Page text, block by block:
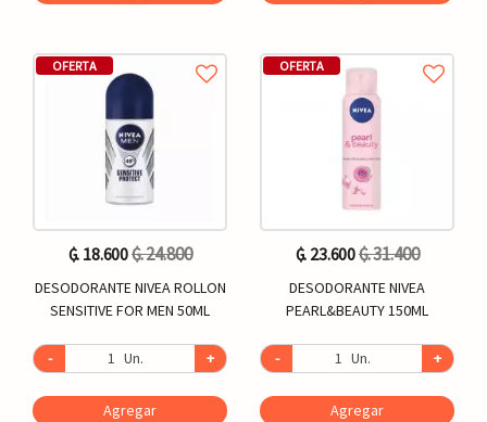
OFERTA
₲. 18.600₲. 24.800
DESODORANTE NIVEA ROLLON
SENSITIVE FOR MEN 50ML
- Un. +
Agregar
OFERTA
₲. 23.600₲. 31.400
DESODORANTE NIVEA
PEARL&BEAUTY 150ML
- Un. +
Agregar